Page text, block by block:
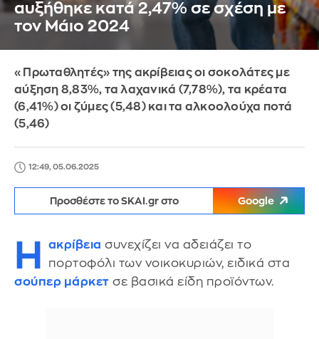
αυξήθηκε κατά 2,47% σε σχέση με
τον Μάιο 2024
«Πρωταθλητές» της ακρίβειας οι σοκολάτες με
αύξηση 8,83%, τα λαχανικά (7,78%), τα κρέατα
(6,41%) οι ζύμες (5,48) και τα αλκοολούχα ποτά
(5,46)
12:49, 05.06.2025
Προσθέστε το SKAI.gr στο Google
Η ακρίβεια συνεχίζει να αδειάζει το
πορτοφόλι των νοικοκυριών, ειδικά στα
σούπερ μάρκετ σε βασικά είδη προϊόντων.